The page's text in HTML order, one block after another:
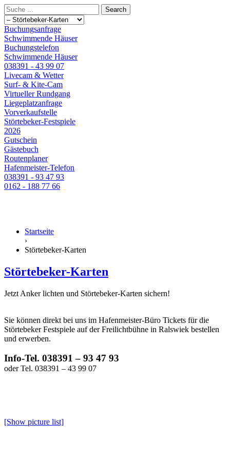
Buchungsanfrage
Schwimmende Häuser
Buchungstelefon
Schwimmende Häuser
038391 - 43 99 07
Livecam & Wetter
Surf- & Kite-Cam
Virtueller Rundgang
Liegeplatzanfrage
Vorverkaufstelle
Störtebeker-Festspiele
2026
Gutschein
Gästebuch
Routenplaner
Hafenmeister-Telefon
038391 - 93 47 93
0162 - 188 77 66
Startseite
›
Störtebeker-Karten
Störtebeker-Karten
Jetzt Anker lichten und Störtebeker-Karten sichern!
Sie können direkt bei uns im Hafenmeister-Büro Tickets für die
Störtebeker Festspiele auf der Freilichtbühne in Ralswiek bestellen
und erwerben.
Info-Tel. 038391 – 93 47 93
oder Tel. 038391 – 43 99 07
[Show picture list]